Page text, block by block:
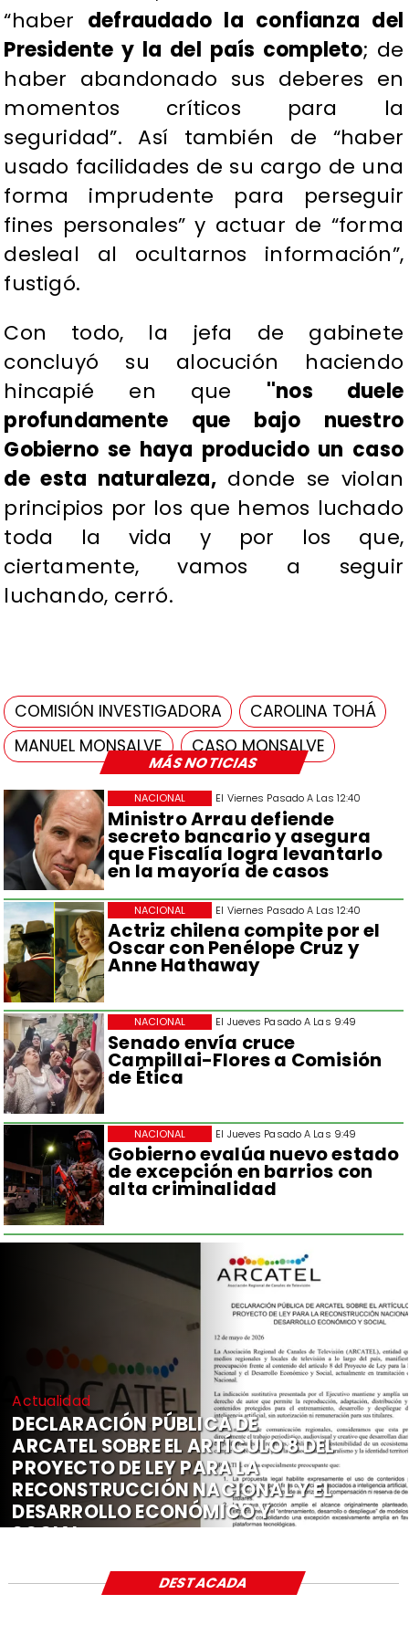
MÁS NOTICIAS
El Viernes Pasado A Las 12:40
Ministro Arrau defiende
secreto bancario y asegura
que Fiscalía logra levantarlo
en la mayoría de casos
NACIONAL
El Viernes Pasado A Las 12:40
Actriz chilena compite por el
Oscar con Penélope Cruz y
Anne Hathaway
NACIONAL
El Jueves Pasado A Las 9:49
Senado envía cruce
Campillai-Flores a Comisión
de Ética
NACIONAL
El Jueves Pasado A Las 9:49
Gobierno evalúa nuevo estado
de excepción en barrios con
alta criminalidad
NACIONAL
“haber defraudado la confianza del
Presidente y la del país completo; de
haber abandonado sus deberes en
momentos críticos para la
seguridad”. Así también de “haber
usado facilidades de su cargo de una
forma imprudente para perseguir
fines personales” y actuar de “forma
desleal al ocultarnos información”,
fustigó.
Con todo, la jefa de gabinete
concluyó su alocución haciendo
hincapié en que ''nos duele
profundamente que bajo nuestro
Gobierno se haya producido un caso
de esta naturaleza,donde se violan
principios por los que hemos luchado
toda la vida y por los que,
ciertamente, vamos a seguir
luchando, cerró.
COMISIÓN INVESTIGADORA
CAROLINA TOHÁ
MANUEL MONSALVE
CASO MONSALVE
Actualidad
DECLARACIÓN PÚBLICA DE
ARCATEL SOBRE EL ARTÍCULO 8 DEL
PROYECTO DE LEY PARA LA
RECONSTRUCCIÓN NACIONAL Y EL
DESARROLLO ECONÓMICO Y
SOCIAL
DESTACADA